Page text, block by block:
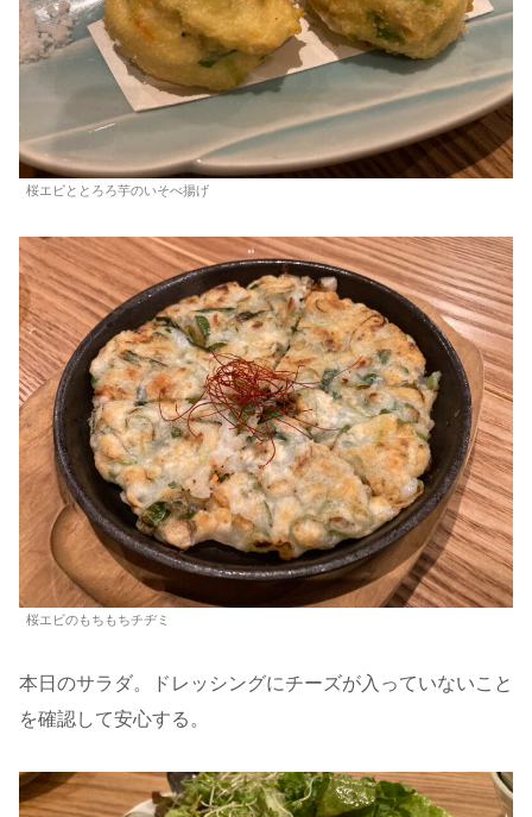
桜エビととろろ芋のいそべ揚げ
桜エビのもちもちチヂミ
本日のサラダ。ドレッシングにチーズが入っていないこと
を確認して安心する。